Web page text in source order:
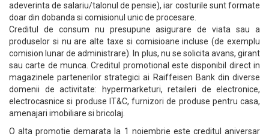
adeverinta de salariu/talonul de pensie), iar costurile sunt formate
doar din dobanda si comisionul unic de procesare.
Creditul de consum nu presupune asigurare de viata sau a
produselor si nu are alte taxe si comisioane incluse (de exemplu
comision lunar de administrare). In plus, nu se solicita avans, girant
sau carte de munca. Creditul promotional este disponibil direct in
magazinele partenerilor strategici ai Raiffeisen Bank din diverse
domenii de activitate: hypermarketuri, retaileri de electronice,
electrocasnice si produse IT&C, furnizori de produse pentru casa,
amenajari imobiliare si bricolaj.
O alta promotie demarata la 1 noiembrie este creditul aniversar